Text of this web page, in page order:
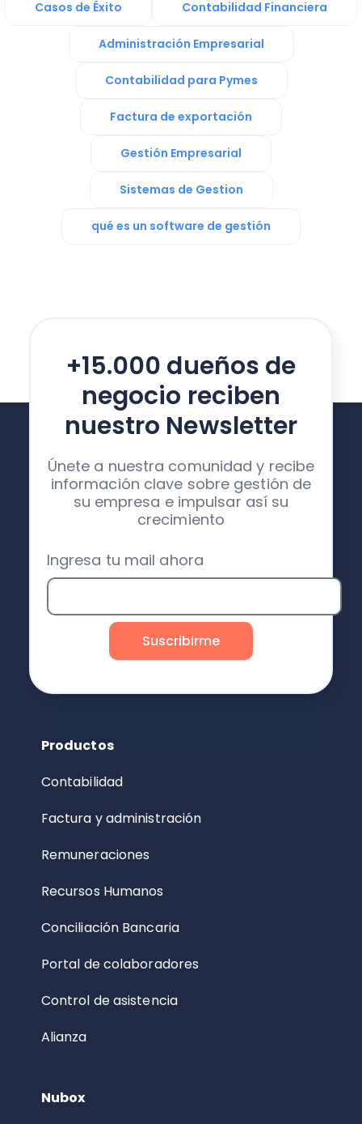
Casos de Éxito Contabilidad Financiera
Administración Empresarial
Contabilidad para Pymes
Factura de exportación
Gestión Empresarial
Sistemas de Gestion
qué es un software de gestión
+15.000 dueños de
negocio reciben
nuestro Newsletter
Únete a nuestra comunidad y recibe
información clave sobre gestión de
su empresa e impulsar así su
crecimiento
Ingresa tu mail ahora
Productos
Contabilidad
Factura y administración
Remuneraciones
Recursos Humanos
Conciliación Bancaria
Portal de colaboradores
Control de asistencia
Alianza
Nubox